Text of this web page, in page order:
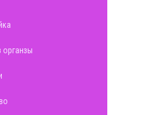
органзы